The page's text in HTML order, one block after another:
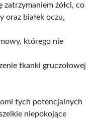
zatrzymaniem żółci, co
oraz białek oczu,
którego nie
tkanki gruczołowej
tych potencjalnych
niepokojące